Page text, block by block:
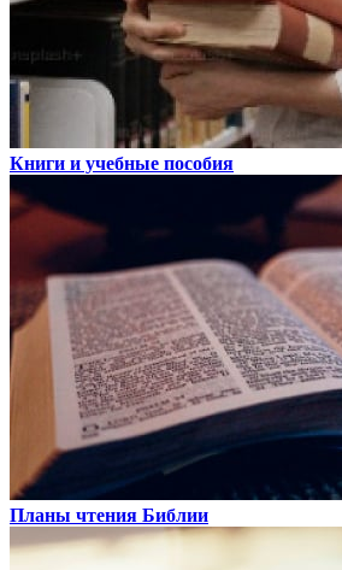
Книги и учебные пособия
Планы чтения Библии